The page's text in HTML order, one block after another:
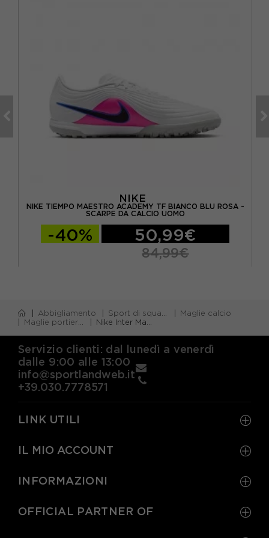
NIKE
NIKE TIEMPO MAESTRO ACADEMY TF BIANCO BLU ROSA -
SCARPE DA CALCIO UOMO
-40% 50,99€
84,99€
Abbigliamento Sport di squadra
Maglie calcio
Maglie portiere calcio
Nike Inter Maglia Maniche Corte Crest Bianco Uomo
Servizio clienti: dal lunedì a venerdì
dalle 9:00 alle 13:00
info@sportlandweb.it
+39.030.7778571
LINK UTILI
IL MIO ACCOUNT
INFORMAZIONI
OFFICIAL PARTNER OF